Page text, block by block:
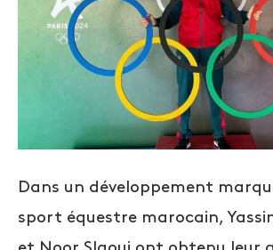
Dans un développement
sport équestre marocain,